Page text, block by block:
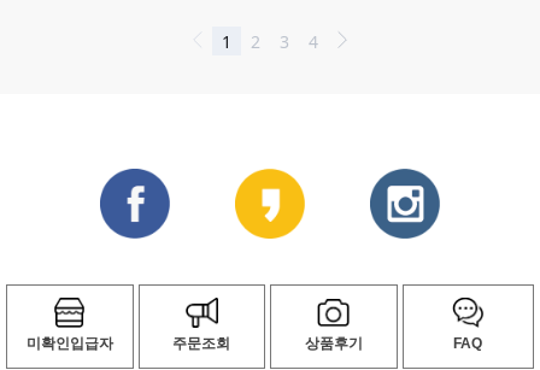
미확인입급자 주문조회 상품후기 FAQ